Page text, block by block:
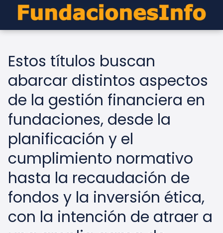
Estos títulos buscan
abarcar distintos aspectos
de la gestión financiera en
fundaciones, desde la
planificación y el
cumplimiento normativo
hasta la recaudación de
fondos y la inversión ética,
con la intención de atraer a